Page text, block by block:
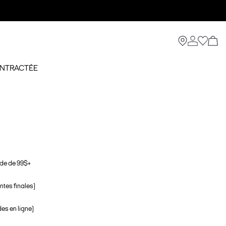
de 99$+
finales)
en ligne)